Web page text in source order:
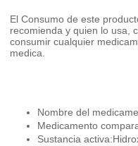
El Consumo de este
recomienda y quien lo usa,
consumir cualquier
medica.
Nombre del
Medicamento
Sustancia